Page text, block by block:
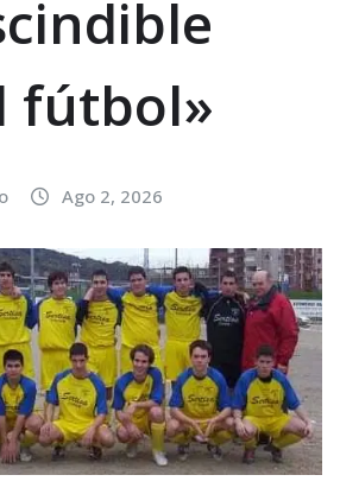
fútbol»
Ago 2, 2026